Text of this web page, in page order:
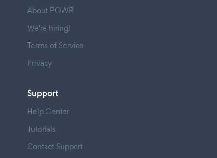
About POWR
We're hiring!
Terms of Service
Privacy
Support
Help Center
Tutorials
Contact Support